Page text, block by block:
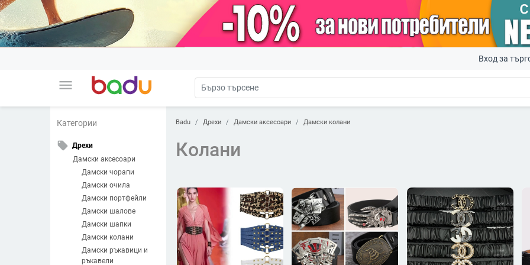
menu
Вход за
Категории
local_offer Дрехи
Дамски аксесоари
Дамски чорапи
Дамски очила
Дамски портфейли
Дамски шалове
Дамски шапки
Дамски колани
Дамски ръкавици и
ръкавели
Badu Дрехи Дамски аксесоари Дамски колани
Колани